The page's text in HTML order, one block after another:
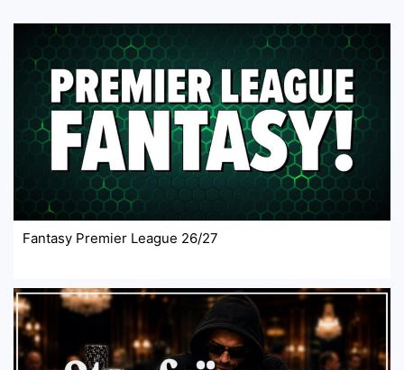
Fantasy Premier League 26/27